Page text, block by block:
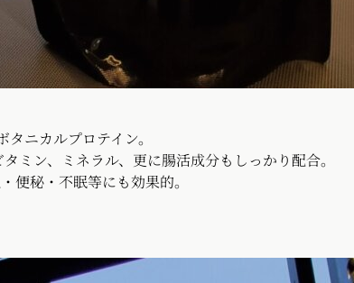
ニカルプロテイン。
ミン、ミネラル、更に腸活成分もしっかり配合。
便秘・不眠等にも効果的。